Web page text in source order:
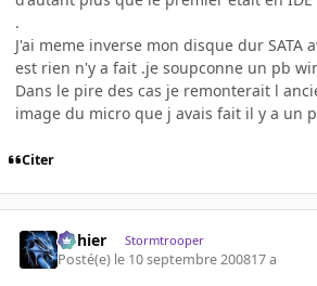
.
J'ai meme inverse mon disque dur SATA
est rien n'y a fait .je soupconne un pb
Dans le pire des cas je remonterait l
image du micro que j avais fait il y a un
Citer
dohier Stormtrooper
Posté(e) le 10 septembre 200817 a